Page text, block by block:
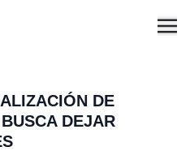
DE
DEJAR